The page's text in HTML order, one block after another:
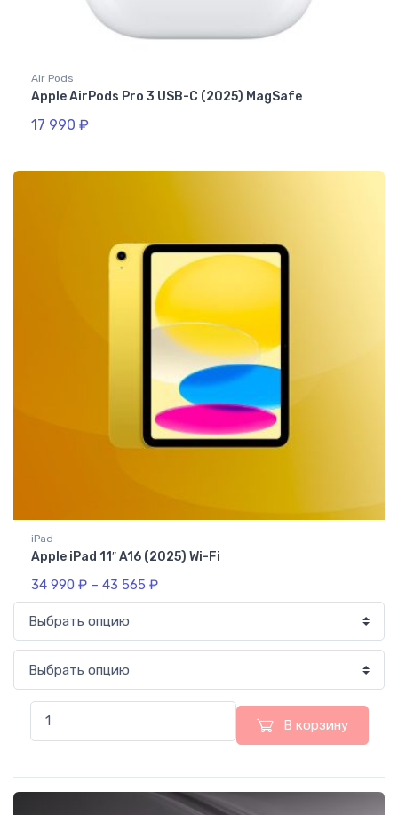
Air Pods
Apple AirPods Pro 3 USB-C (2025) MagSafe
17 990 ₽
iPad
Apple iPad 11″ A16 (2025) Wi-Fi
34 990 ₽ – 43 565 ₽
В корзину